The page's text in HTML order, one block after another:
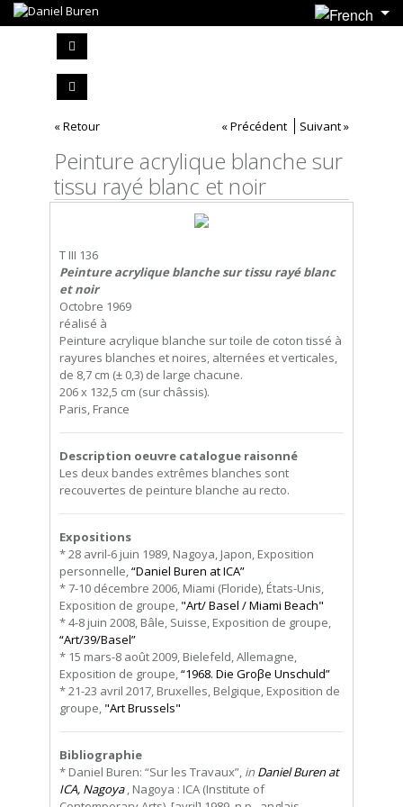
« Retour « Précédent Suivant »
Peinture acrylique blanche sur
tissu rayé blanc et noir
T III 136
Peinture acrylique blanche sur tissu rayé blanc
et noir
Octobre 1969
réalisé à
Peinture acrylique blanche sur toile de coton tissé à
rayures blanches et noires, alternées et verticales,
de 8,7 cm (± 0,3) de large chacune.
206 x 132,5 cm (sur châssis).
Paris, France
Description oeuvre catalogue raisonné
Les deux bandes extrêmes blanches sont
recouvertes de peinture blanche au recto.
Expositions
* 28 avril-6 juin 1989, Nagoya, Japon, Exposition
personnelle,“Daniel Buren at ICA”
* 7-10 décembre 2006, Miami (Floride), États-Unis,
Exposition de groupe, "Art/ Basel / Miami Beach"
* 4-8 juin 2008, Bâle, Suisse, Exposition de groupe,
“Art/39/Basel”
* 15 mars-8 août 2009, Bielefeld, Allemagne,
Exposition de groupe,“1968. Die Groβe Unschuld”
* 21-23 avril 2017, Bruxelles, Belgique, Exposition de
groupe, "Art Brussels"
Bibliographie
* Daniel Buren: “Sur les Travaux”, in Daniel Buren at
ICA, Nagoya, Nagoya : ICA (Institute of